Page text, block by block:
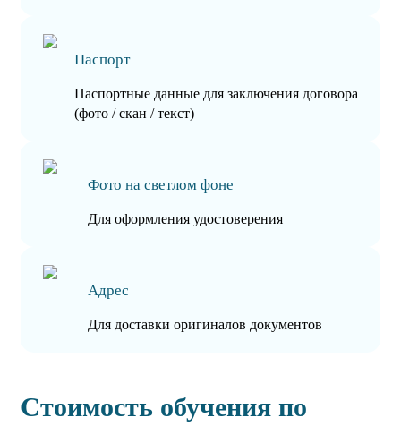
Паспорт
Паспортные данные для заключения договора
(фото / скан / текст)
Фото на светлом фоне
Для оформления удостоверения
Адрес
Для доставки оригиналов документов
Стоимость обучения по